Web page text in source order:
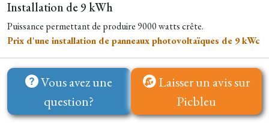
Installation de 9 kWh
Puissance permettant de produire9000 watts crête.
Prix d'une installation de panneaux photovoltaïques de 9 kWc
Vous avez une
question?
Laisser un avis sur
Picbleu